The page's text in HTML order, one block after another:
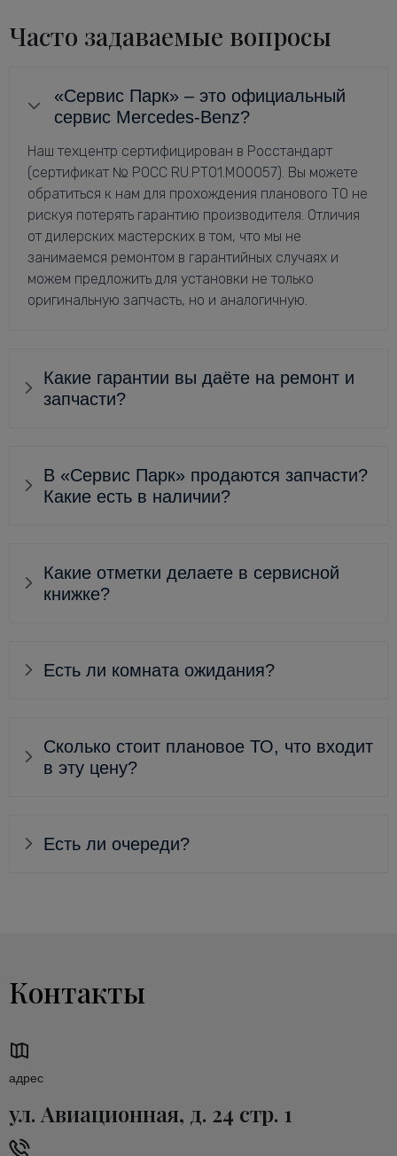
Часто задаваемые вопросы
«Сервис Парк» – это официальный
сервис Mercedes-Benz?
Наш техцентр сертифицирован в Росстандарт
(сертификат № РОСС RU.РТ01.М00057). Вы можете
обратиться к нам для прохождения планового ТО не
рискуя потерять гарантию производителя. Отличия
от дилерских мастерских в том, что мы не
занимаемся ремонтом в гарантийных случаях и
можем предложить для установки не только
оригинальную запчасть, но и аналогичную.
Какие гарантии вы даёте на ремонт и
запчасти?
В «Сервис Парк» продаются запчасти?
Какие есть в наличии?
Какие отметки делаете в сервисной
книжке?
Есть ли комната ожидания?
Сколько стоит плановое ТО, что входит
в эту цену?
Есть ли очереди?
Контакты
адрес
ул. Авиационная, д. 24 стр. 1